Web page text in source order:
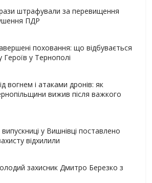
штрафували за перевищення
ПДР
поховання: що відбувається
у Тернополі
вогнем і атаками дронів: як
вижив після важкого
у Вишнівці поставлено
відхилили
захисник Дмитро Березко з